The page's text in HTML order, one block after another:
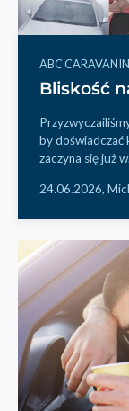
ABC
Bliskość
by doświadczać
zaczyna się już
24.06.2026,